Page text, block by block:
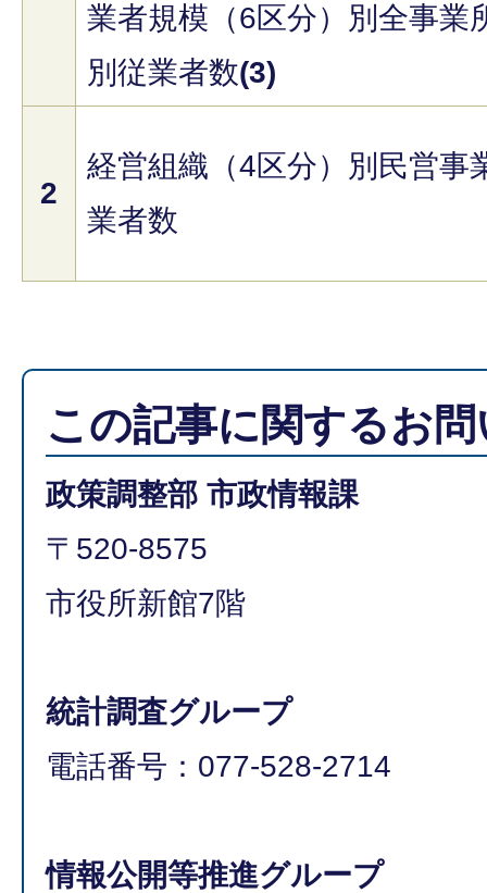
業者規模（6区分）別全事業
別従業者数(3)
2
経営組織（4区分）別民営事
業者数
この記事に関するお
政策調整部 市政情報課
〒520-8575
市役所新館7階
統計調査グループ
電話番号：077-528-2714
情報公開等推進グループ